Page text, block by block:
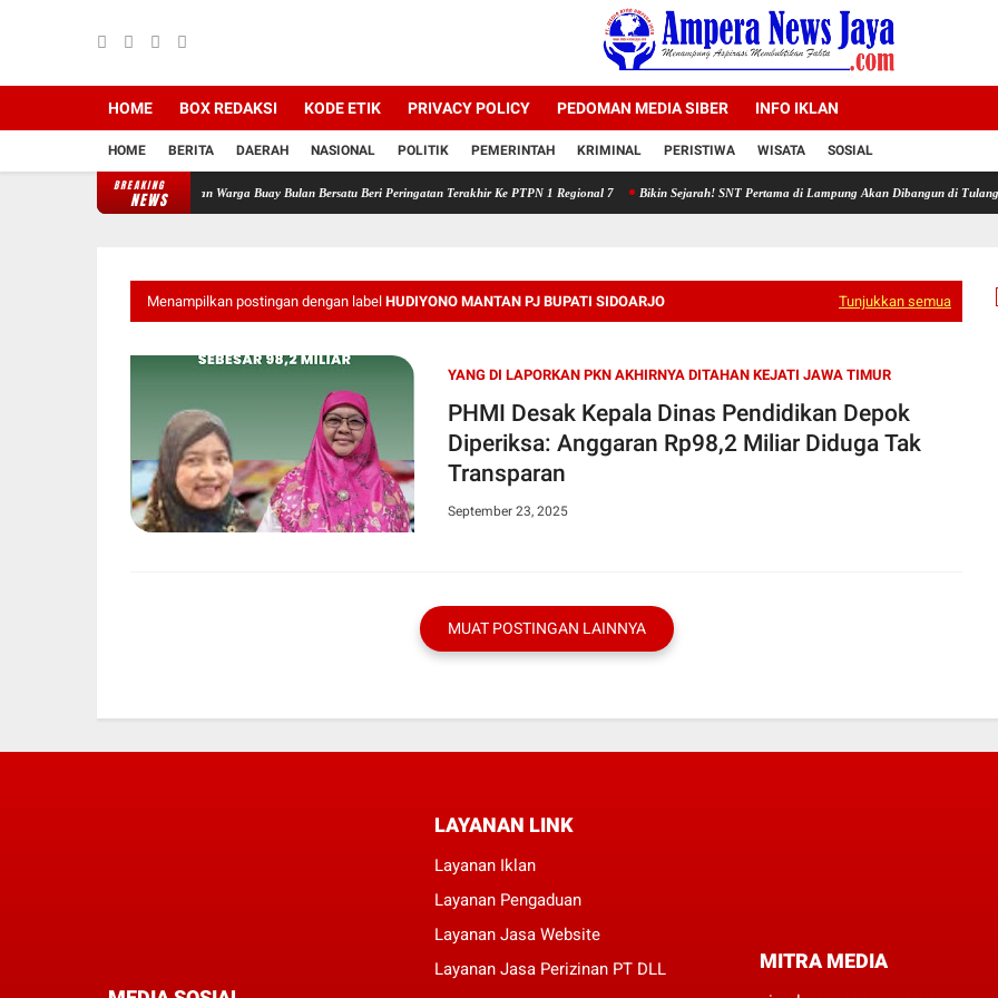
HOME BOX REDAKSI KODE ETIK PRIVACY POLICY PEDOMAN MEDIA SIBER INFO IKLAN
HOME BERITA DAERAH NASIONAL POLITIK PEMERINTAH KRIMINAL PERISTIWA WISATA SOSIAL
BREAKING
NEWS
HGU Sudah Habis! Ratusan Warga Buay Bulan Bersatu Beri Peringatan Terakhir Ke PTPN 1 Regional 7 Bikin Sejarah! SNT Pertama di Lampung Akan Dibangun di Tulang
Menampilkan postingan dengan label HUDIYONO MANTAN PJ BUPATI SIDOARJO Tunjukkan semua
YANG DI LAPORKAN PKN AKHIRNYA DITAHAN KEJATI JAWA TIMUR
PHMI Desak Kepala Dinas Pendidikan Depok
Diperiksa: Anggaran Rp98,2 Miliar Diduga Tak
Transparan
September 23, 2025
MUAT POSTINGAN LAINNYA
LAYANAN LINK
Layanan Iklan
Layanan Pengaduan
Layanan Jasa Website
Layanan Jasa Perizinan PT DLL
MITRA MEDIA